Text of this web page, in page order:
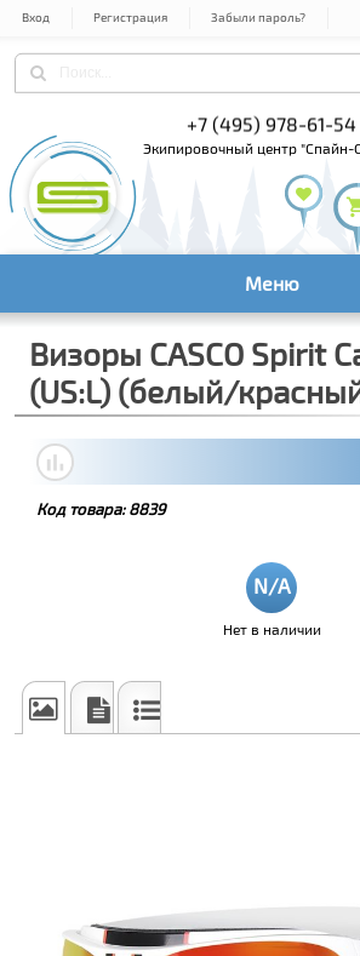
Вход Регистрация Забыли пароль?
+7 (495) 978-61-54
экипировочный центр "Спайн-
Меню
Визоры CASCO Spirit
(US:L) (белый/
Код товара: 8839
Нет в наличии